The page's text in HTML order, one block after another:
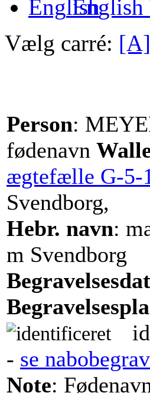
English
Vælg carré: [A]
Person:
fødenavn
ægtefælle G-5-
Svendborg,
Hebr. navn:
m Svendborg
- se
Note: